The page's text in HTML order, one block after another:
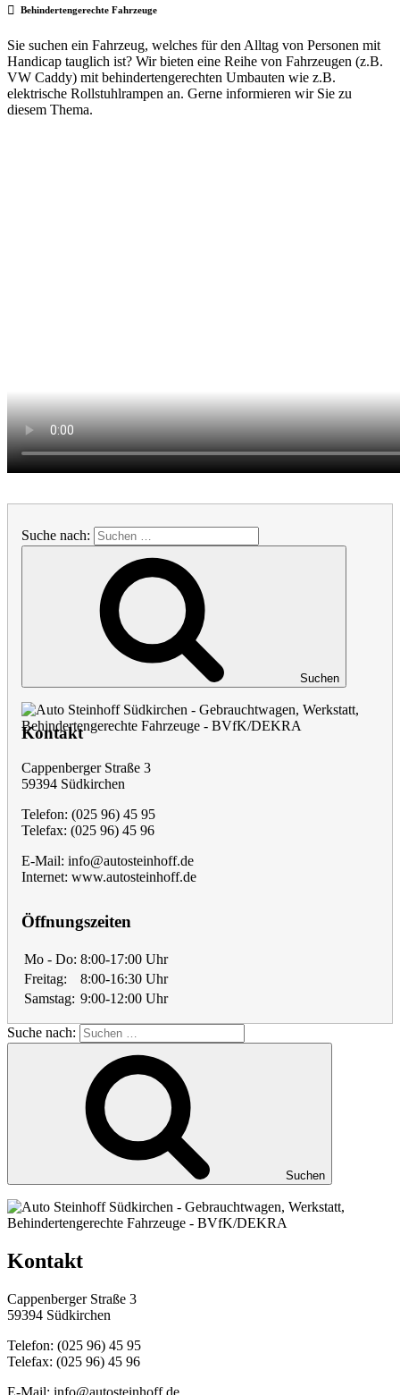
Behindertengerechte Fahrzeuge
Sie suchen ein Fahrzeug, welches für den Alltag von Personen mit
Handicap tauglich ist? Wir bieten eine Reihe von Fahrzeugen (z.B.
VW Caddy) mit behindertengerechten Umbauten wie z.B.
elektrische Rollstuhlrampen an. Gerne informieren wir Sie zu
diesem Thema.
Suche nach:
Suchen
Kontakt
Cappenberger Straße 3
59394 Südkirchen
Telefon: (025 96) 45 95
Telefax: (025 96) 45 96
E-Mail: info@autosteinhoff.de
Internet: www.autosteinhoff.de
Öffnungszeiten
Mo - Do: 8:00-17:00 Uhr
Freitag:
8:00-16:30 Uhr
Samstag: 9:00-12:00 Uhr
Suche nach:
Suchen
Kontakt
Cappenberger Straße 3
59394 Südkirchen
Telefon: (025 96) 45 95
Telefax: (025 96) 45 96
E-Mail: info@autosteinhoff.de